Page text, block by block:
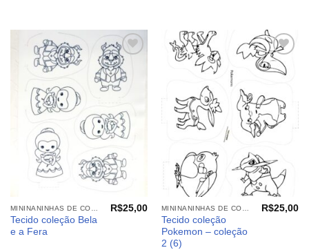
Adicionar
aos
meus
desejos
Tecido coleção Bela
e a Fera
R$25,00
Adicionar
aos
Tecido coleção
Pokemon – coleção
2 (6)
R$25,00